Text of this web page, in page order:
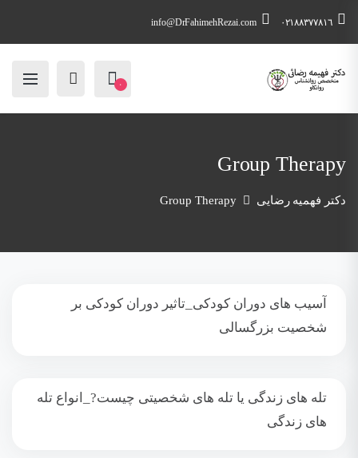
٠٢١٨٨٣٧٧٨١٦ info@DrFahimehRezai.com
۰
Group Therapy
دکتر فهمیه رضایی Group Therapy
آسیب های دوران کودکی_تاثیر دوران کودکی بر
شخصیت بزرگسالی
تله های زندگی یا تله های شخصیتی چیست?_انواع تله
های زندگی